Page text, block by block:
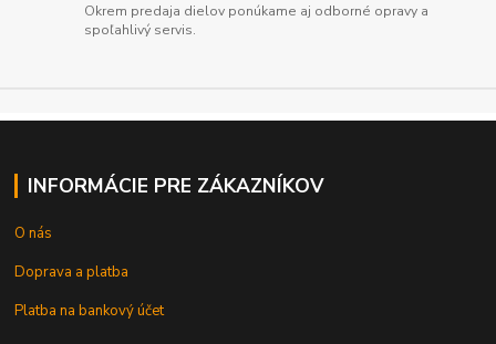
Okrem predaja dielov ponúkame aj odborné opravy a
spoľahlivý servis.
INFORMÁCIE PRE ZÁKAZNÍKOV
O nás
Doprava a platba
Platba na bankový účet